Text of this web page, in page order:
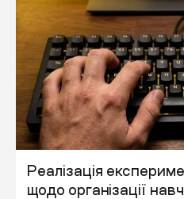
Реалізація
щодо організації